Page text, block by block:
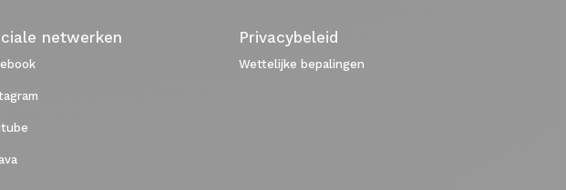
netwerken Privacybeleid
Wettelijke bepalingen